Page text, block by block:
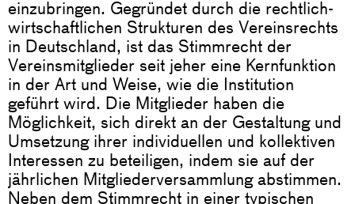
einzubringen. Gegründet durch die rechtlich-
wirtschaftlichen Strukturen des Vereinsrechts
in Deutschland, ist das Stimmrecht der
Vereinsmitglieder seit jeher eine Kernfunktion
in der Art und Weise, wie die Institution
geführt wird. Die Mitglieder haben die
Möglichkeit, sich direkt an der Gestaltung und
Umsetzung ihrer individuellen und kollektiven
Interessen zu beteiligen, indem sie auf der
jährlichen Mitgliederversammlung abstimmen.
Neben dem Stimmrecht in einer typischen